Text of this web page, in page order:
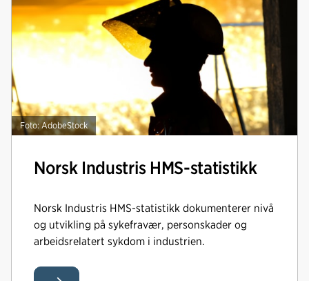
Foto: AdobeStock
Norsk Industris HMS-statistikk
Norsk Industris HMS-statistikk dokumenterer nivå
og utvikling på sykefravær, personskader og
arbeidsrelatert sykdom i industrien.